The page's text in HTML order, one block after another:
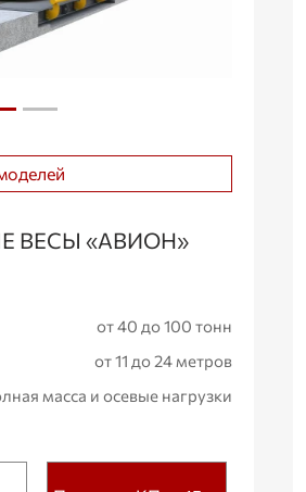
ВЕСЫ «АВИОН»
от 40 до 100 тонн
от 11 до 24 метров
масса и осевые нагрузки